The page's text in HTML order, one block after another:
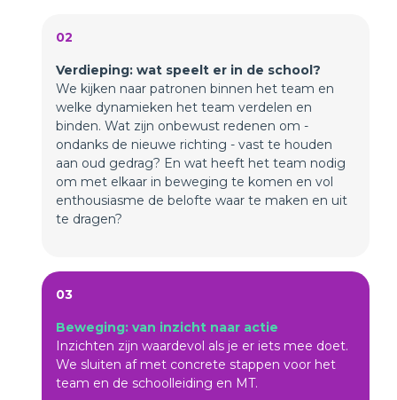
02
Verdieping: wat speelt er in de school?
We kijken naar patronen binnen het team en
welke dynamieken het team verdelen en
binden. Wat zijn onbewust redenen om -
ondanks de nieuwe richting - vast te houden
aan oud gedrag? En wat heeft het team nodig
om met elkaar in beweging te komen en vol
enthousiasme de belofte waar te maken en uit
te dragen?
03
Beweging: van inzicht naar actie
Inzichten zijn waardevol als je er iets mee doet.
We sluiten af met concrete stappen voor het
team en de schoolleiding en MT.